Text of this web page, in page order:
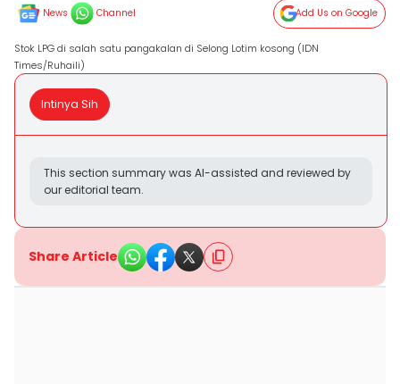
News Channel Add Us on Google
Stok LPG di salah satu pangakalan di Selong Lotim kosong (IDN
Times/Ruhaili)
Intinya Sih
This section summary was AI-assisted and reviewed by
our editorial team.
Share Article